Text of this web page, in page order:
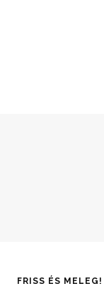
FRISS ÉS MELEG!